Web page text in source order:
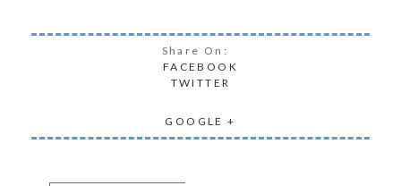
Share On:
FACEBOOK
TWITTER
GOOGLE +